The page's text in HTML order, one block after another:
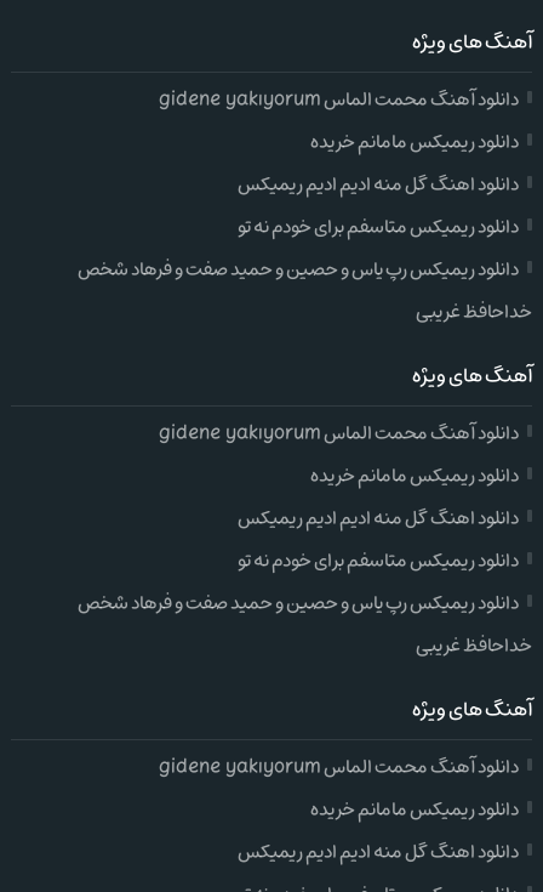
آهنگ های ویژه
دانلود آهنگ محمت الماس gidene yakıyorum
دانلود ریمیکس مامانم خریده
دانلود اهنگ گل منه ادیم ادیم ریمیکس
دانلود ریمیکس متاسفم برای خودم نه تو
دانلود ریمیکس رپ یاس و حصین و حمید صفت و فرهاد شخص
خداحافظ غریبی
آهنگ های ویژه
دانلود آهنگ محمت الماس gidene yakıyorum
دانلود ریمیکس مامانم خریده
دانلود اهنگ گل منه ادیم ادیم ریمیکس
دانلود ریمیکس متاسفم برای خودم نه تو
دانلود ریمیکس رپ یاس و حصین و حمید صفت و فرهاد شخص
خداحافظ غریبی
آهنگ های ویژه
دانلود آهنگ محمت الماس gidene yakıyorum
دانلود ریمیکس مامانم خریده
دانلود اهنگ گل منه ادیم ادیم ریمیکس